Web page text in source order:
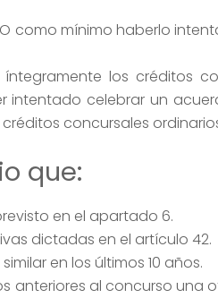
como mínimo haberlo
los créditos
intentado celebrar un
concursales
que:
en el apartado 6.
dictadas en el artículo 42.
en los últimos 10 años.
anteriores al concurso una